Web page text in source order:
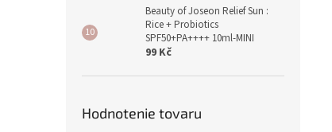
Beauty of Joseon Relief Sun :
Rice + Probiotics
SPF50+PA++++ 10ml-MINI
99 Kč
Hodnotenie tovaru